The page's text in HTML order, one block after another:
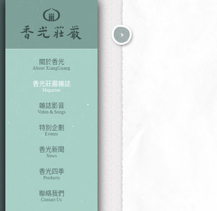
關於香光
About XiangGuang
香光莊嚴雜誌
Magazine
雜誌影音
Video & Songs
特別企劃
Events
香光新聞
News
香光四季
Products
聯絡我們
Contact Us